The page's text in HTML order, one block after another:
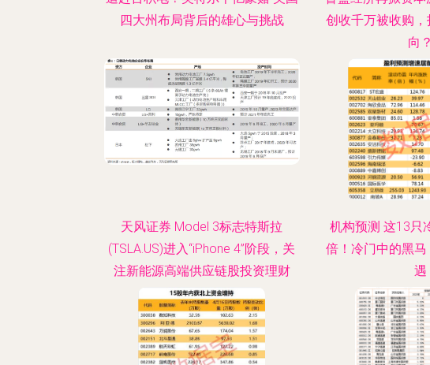
四大州布局背后的雄心与挑战
创收千万被收购
向？
天风证券 Model 3标志特斯拉
(TSLA.US)进入“iPhone 4”阶段，关
注新能源高端供应链股投资理财
机构预测 这13只
倍！冷门中的黑
遇